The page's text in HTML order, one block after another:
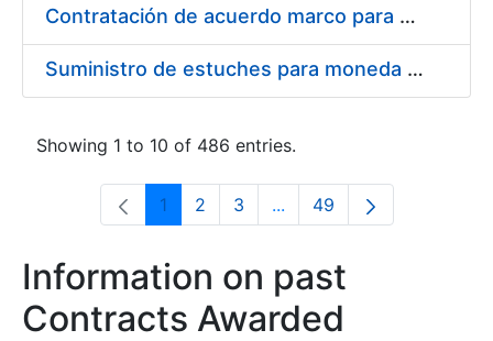
Contratación de acuerdo marco para el Suministro de Material de Electricidad para la Fábrica Nacional de Moneda y Timbre-Real Casa de la Moneda en su centro de trabajo de Burgos
Suministro de estuches para moneda de 30 €
Showing 1 to 10 of 486 entries.
Page
1 Page
2 Page
3 ...Intermediate Pages Use
Page
49
Information on past
Contracts Awarded